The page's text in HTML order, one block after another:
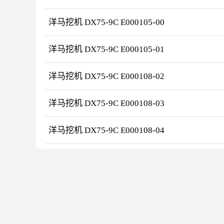
洋马挖机 DX75-9C E000105-00
洋马挖机 DX75-9C E000105-01
洋马挖机 DX75-9C E000108-02
洋马挖机 DX75-9C E000108-03
洋马挖机 DX75-9C E000108-04